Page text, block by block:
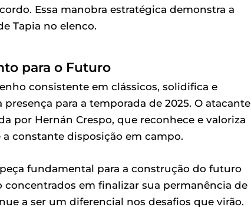
Essa manobra estratégica demonstra a
Tapia no elenco.
para o Futuro
consistente em clássicos, solidifica e
para a temporada de 2025. O atacante
por Hernán Crespo, que reconhece e valoriza
constante disposição em campo.
fundamental para a construção do futuro
concentrados em finalizar sua permanência de
a ser um diferencial nos desafios que virão.